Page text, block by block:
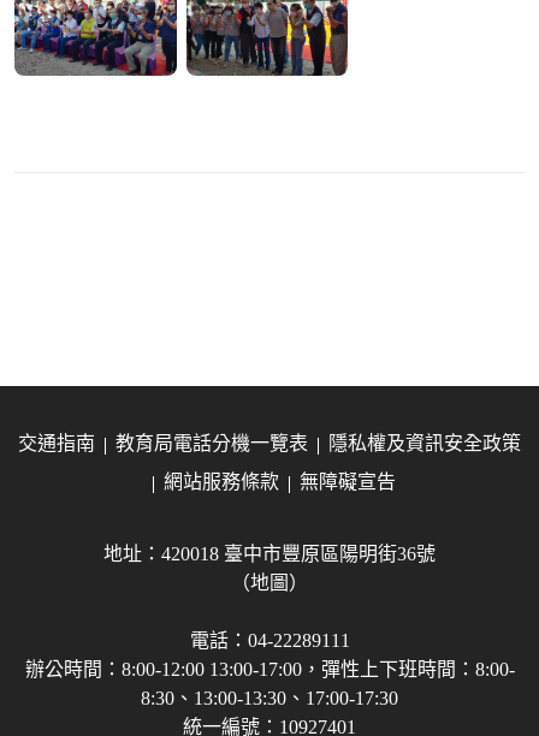
交通指南 教育局電話分機一覽表
隱私權及資訊安全政策
網站服務條款
無障礙宣告
地址：420018 臺中市豐原區陽明街36號
（地圖）
電話：04-22289111
辦公時間：8:00-12:00 13:00-17:00，彈性上下班時間：8:00-
8:30、13:00-13:30、17:00-17:30
統一編號：10927401